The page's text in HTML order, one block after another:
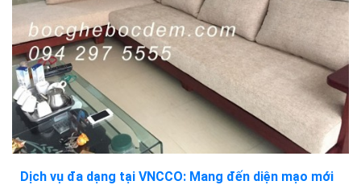
Dịch vụ đa dạng tại VNCCO: Mang đến diện mạo mới